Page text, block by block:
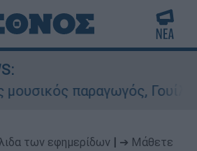
παραγωγός, Γουίλιαμ
των εφημερίδων
➔ Μάθετε